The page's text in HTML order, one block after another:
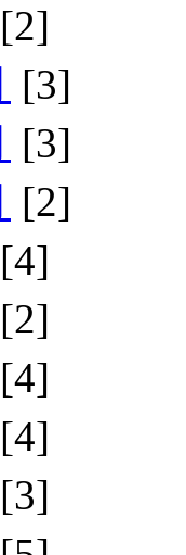
[2]
[3]
[3]
[2]
[4]
[2]
[4]
[4]
[3]